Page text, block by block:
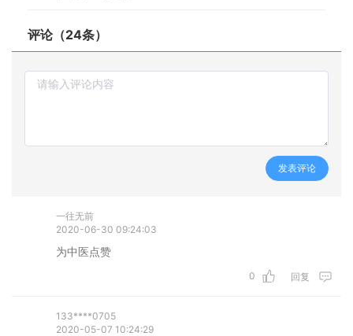
评论（24条）
发表评论
一往无前
2020-06-30 09:24:03
为中医点赞
0 回复
133****0705
2020-05-07 10:24:29